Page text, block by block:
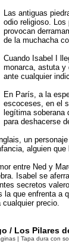
Las antiguas
odio religioso.
provocan
de la muchacha
Cuando Isabel I
monarca, astuta y
ante cualquier
En París, a la
escoceses, en el
legítima
para deshacerse
un
alguien
entre Ned y
Isabel se
secretos
la que enfrenta
precio.
/ Los Pilares
| Tapa dura con